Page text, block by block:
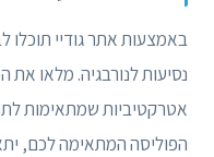
באמצעות אתר גודיי תוכלו
נסיעות לנורבגיה. מלאו
אטרקטיביות שמתאימות
הפוליסה המתאימה לכם,